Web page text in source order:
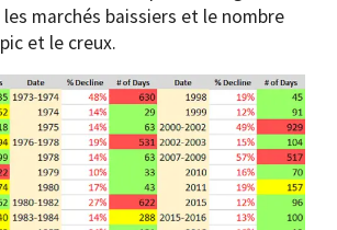
marchés baissiers et le nombre
et le creux.